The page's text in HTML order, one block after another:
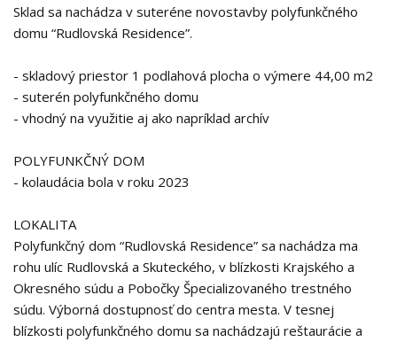
Sklad sa nachádza v suteréne novostavby polyfunkčného
domu “Rudlovská Residence”.
- skladový priestor 1 podlahová plocha o výmere 44,00 m2
- suterén polyfunkčného domu
- vhodný na využitie aj ako napríklad archív
POLYFUNKČNÝ DOM
- kolaudácia bola v roku 2023
LOKALITA
Polyfunkčný dom “Rudlovská Residence” sa nachádza ma
rohu ulíc Rudlovská a Skuteckého, v blízkosti Krajského a
Okresného súdu a Pobočky Špecializovaného trestného
súdu. Výborná dostupnosť do centra mesta. V tesnej
blízkosti polyfunkčného domu sa nachádzajú reštaurácie a